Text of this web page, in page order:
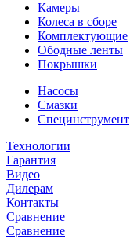
Камеры
Колеса в сборе
Комплектующие
Ободные ленты
Покрышки
Насосы
Смазки
Специнструмент
Технологии
Гарантия
Видео
Дилерам
Контакты
Сравнение
Сравнение